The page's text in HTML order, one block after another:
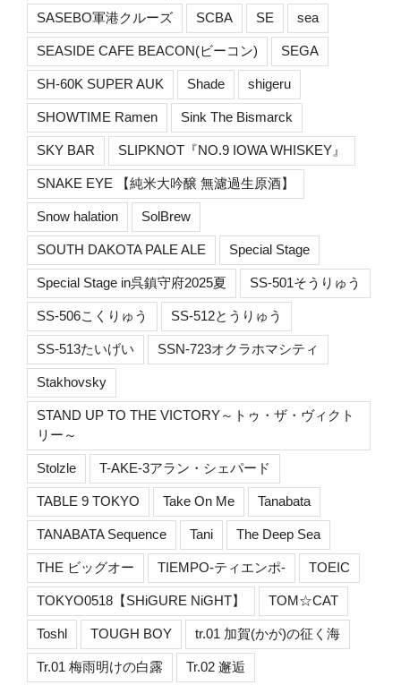
SASEBO軍港クルーズ SCBA SE sea
SEASIDE CAFE BEACON(ビーコン) SEGA
SH-60K SUPER AUK Shade shigeru
SHOWTIME Ramen Sink The Bismarck
SKY BAR SLIPKNOT『NO.9 IOWA WHISKEY』
SNAKE EYE 【純米大吟醸 無濾過生原酒】
Snow halation SolBrew
SOUTH DAKOTA PALE ALE Special Stage
Special Stage in呉鎮守府2025夏 SS-501そうりゅう
SS-506こくりゅう SS-512とうりゅう
SS-513たいげい SSN-723オクラホマシティ
Stakhovsky
STAND UP TO THE VICTORY～トゥ・ザ・ヴィクト
リー～
Stolzle T-AKE-3アラン・シェパード
TABLE 9 TOKYO Take On Me Tanabata
TANABATA Sequence Tani The Deep Sea
THE ビッグオー TIEMPO-ティエンポ- TOEIC
TOKYO0518【SHiGURE NiGHT】 TOM☆CAT
Toshl TOUGH BOY tr.01 加賀(かが)の征く海
Tr.01 梅雨明けの白露 Tr.02 邂逅